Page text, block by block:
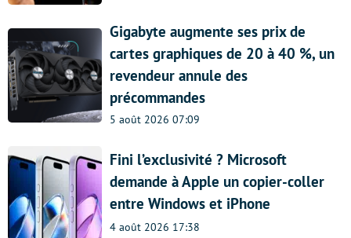
Gigabyte augmente ses prix de
cartes graphiques de 20 à 40 %, un
revendeur annule des
précommandes
5 août 2026 07:09
Fini l’exclusivité ? Microsoft
demande à Apple un copier-coller
entre Windows et iPhone
4 août 2026 17:38